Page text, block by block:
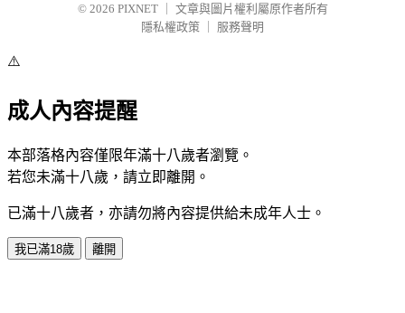
© 2026 PIXNET
文章與圖片權利屬原作者所有
隱私權政策
服務聲明
⚠️
成人內容提醒
本部落格內容僅限年滿十八歲者瀏覽。
若您未滿十八歲，請立即離開。
已滿十八歲者，亦請勿將內容提供給未成年人士。
我已滿18歲 離開